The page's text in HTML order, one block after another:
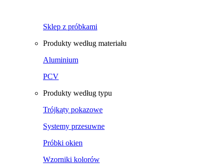
Sklep z próbkami
Produkty według materiału
Aluminium
PCV
Produkty według typu
Trójkąty pokazowe
Systemy przesuwne
Próbki okien
Wzorniki kolorów